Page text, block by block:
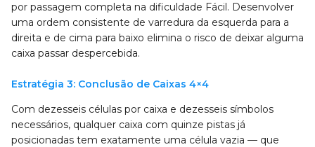
por passagem completa na dificuldade Fácil. Desenvolver
uma ordem consistente de varredura da esquerda para a
direita e de cima para baixo elimina o risco de deixar alguma
caixa passar despercebida.
Estratégia 3: Conclusão de Caixas 4×4
Com dezesseis células por caixa e dezesseis símbolos
necessários, qualquer caixa com quinze pistas já
posicionadas tem exatamente uma célula vazia — que